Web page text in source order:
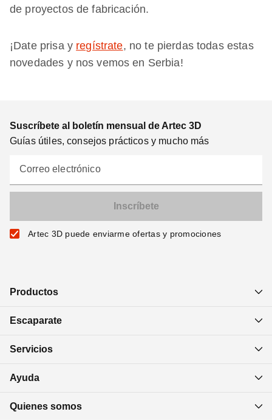
de proyectos de fabricación.
¡Date prisa y regístrate, no te pierdas todas estas
novedades y nos vemos en Serbia!
Suscríbete al boletín mensual de Artec 3D
Guías útiles, consejos prácticos y mucho más
Correo electrónico
Artec 3D puede enviarme ofertas y promociones
Productos
Escaparate
Servicios
Ayuda
Quienes somos